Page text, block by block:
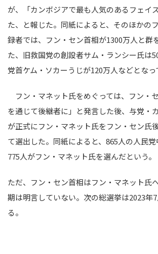
が、「カンボジアで最も人気のあるフェイ
た、と報じた。同紙によると、そのほかの
録者では、フン・セン首相が1300万人と群
た、旧救国党の創設者サム・ランシー氏は
党首ケム・ソカーうじが120万人などとなっ
フン・マネット氏をめぐっては、フン・
を通じて後継者に」と発言した後、与党・
が正式にフン・マネット氏をフン・セン氏
て選出した。同紙によると、865人の人民
775人がフン・マネット氏を選んだという。
ただ、フン・セン首相はフン・マネット氏
期は明言していない。次の総選挙は2023年
る。